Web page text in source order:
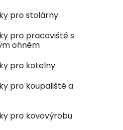
pro stolárny
pro pracoviště s
ohněm
pro kotelny
pro koupaliště a
pro kovovýrobu